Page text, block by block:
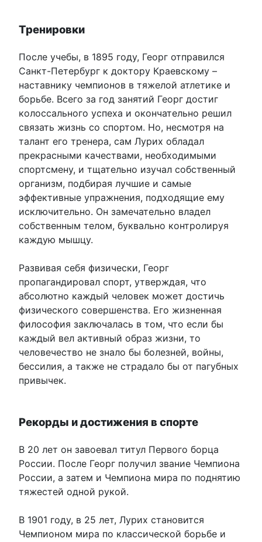
Тренировки
После учебы, в 1895 году, Георг отправился
Санкт-Петербург к доктору Краевскому –
наставнику чемпионов в тяжелой атлетике и
борьбе. Всего за год занятий Георг достиг
колоссального успеха и окончательно решил
связать жизнь со спортом. Но, несмотря на
талант его тренера, сам Лурих обладал
прекрасными качествами, необходимыми
спортсмену, и тщательно изучал собственный
организм, подбирая лучшие и самые
эффективные упражнения, подходящие ему
исключительно. Он замечательно владел
собственным телом, буквально контролируя
каждую мышцу.
Развивая себя физически, Георг
пропагандировал спорт, утверждая, что
абсолютно каждый человек может достичь
физического совершенства. Его жизненная
философия заключалась в том, что если бы
каждый вел активный образ жизни, то
человечество не знало бы болезней, войны,
бессилия, а также не страдало бы от пагубных
привычек.
Рекорды и достижения в спорте
В 20 лет он завоевал титул Первого борца
России. После Георг получил звание Чемпиона
России, а затем и Чемпиона мира по поднятию
тяжестей одной рукой.
В 1901 году, в 25 лет, Лурих становится
Чемпионом мира по классической борьбе и